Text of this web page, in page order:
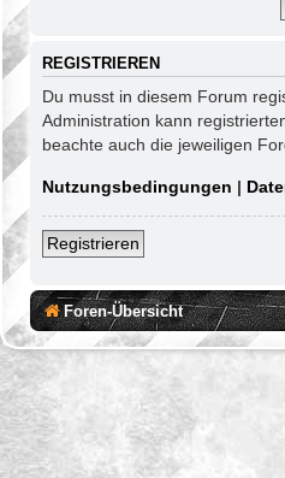
REGISTRIEREN
Du musst in diesem Forum
Administration kann
beachte auch die jeweiligen
Nutzungsbedingungen |
Registrieren
Foren-Übersicht